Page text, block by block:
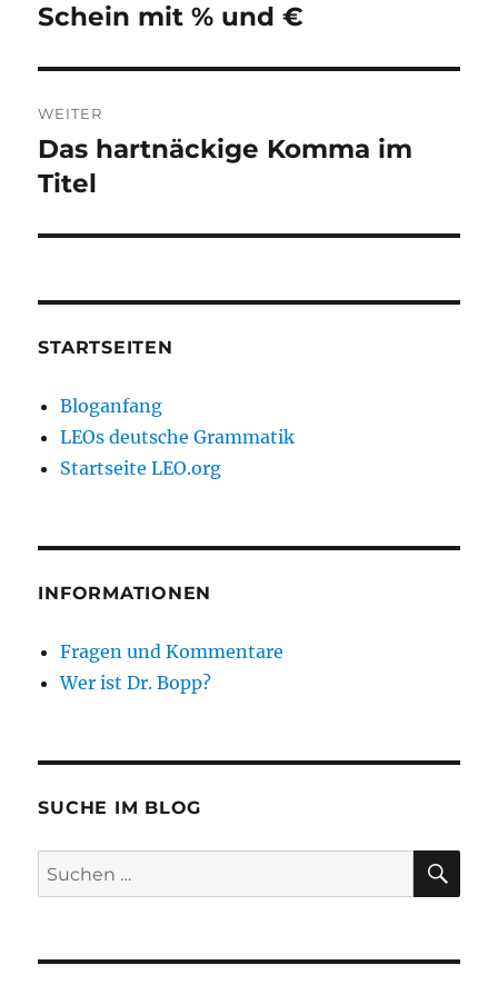
Beitrag:
Schein mit % und €
WEITER
Nächster
Beitrag:
Das hartnäckige Komma im
Titel
STARTSEITEN
Bloganfang
LEOs deutsche Grammatik
Startseite LEO.org
INFORMATIONEN
Fragen und Kommentare
Wer ist Dr. Bopp?
SUCHE IM BLOG
Suchen
nach: